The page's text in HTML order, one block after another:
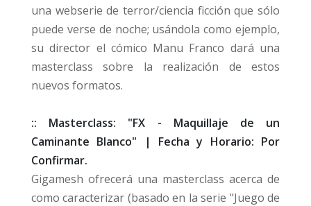
una webserie de terror/ciencia ficción que sólo
puede verse de noche; usándola como ejemplo,
su director el cómico Manu Franco dará una
masterclass sobre la realización de estos
nuevos formatos.
:: Masterclass: "FX - Maquillaje de un
Caminante Blanco" | Fecha y Horario: Por
Confirmar.
Gigamesh ofrecerá una masterclass acerca de
como caracterizar (basado en la serie "Juego de